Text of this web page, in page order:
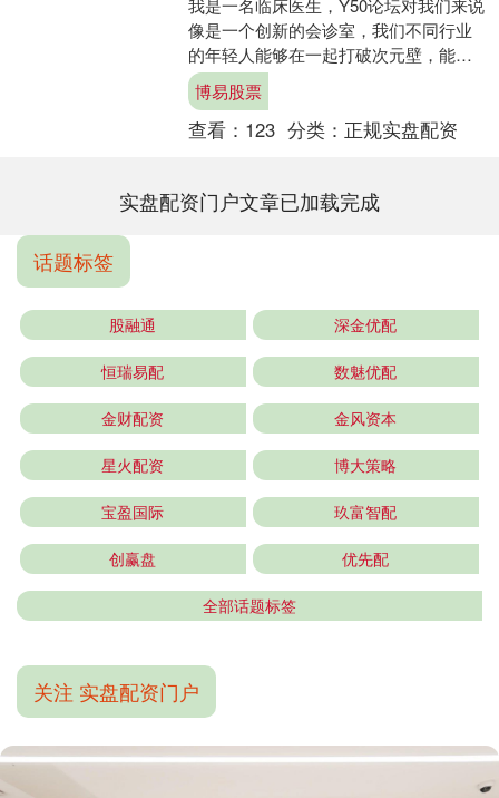
我是一名临床医生，Y50论坛对我们来说
像是一个创新的会诊室，我们不同行业
的年轻人能够在一起打破次元壁，能够
为对方的难题互相开处方，我觉得这是
一个非常好的机会。 ....
博易股票
查看： 123 分类： 正规实盘配资
实盘配资门户文章已加载完成
话题标签
股融通 深金优配
恒瑞易配 数魅优配
金财配资 金风资本
星火配资 博大策略
宝盈国际 玖富智配
创赢盘 优先配
全部话题标签
关注 实盘配资门户